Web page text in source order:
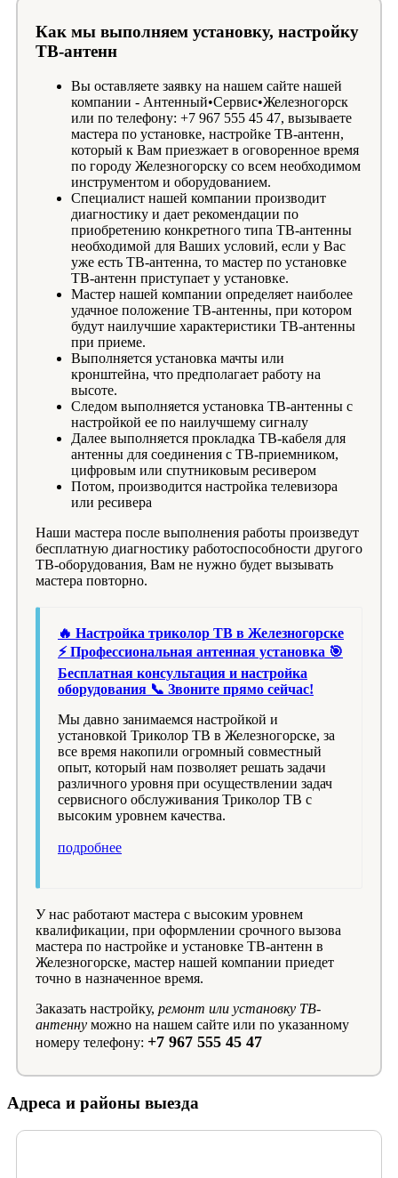
Как мы выполняем установку, настройку
ТВ-антенн
Вы оставляете заявку на нашем сайте нашей
компании - Антенный•Сервис•Железногорск
или по телефону: +7 967 555 45 47, вызываете
мастера по установке, настройке ТВ-антенн,
который к Вам приезжает в оговоренное время
по городу Железногорску со всем необходимом
инструментом и оборудованием.
Специалист нашей компании производит
диагностику и дает рекомендации по
приобретению конкретного типа ТВ-антенны
необходимой для Ваших условий, если у Вас
уже есть ТВ-антенна, то мастер по установке
ТВ-антенн приступает у установке.
Мастер нашей компании определяет наиболее
удачное положение ТВ-антенны, при котором
будут наилучшие характеристики ТВ-антенны
при приеме.
Выполняется установка мачты или
кронштейна, что предполагает работу на
высоте.
Следом выполняется установка ТВ-антенны с
настройкой ее по наилучшему сигналу
Далее выполняется прокладка ТВ-кабеля для
антенны для соединения с ТВ-приемником,
цифровым или спутниковым ресивером
Потом, производится настройка телевизора
или ресивера
Наши мастера после выполнения работы произведут
бесплатную диагностику работоспособности другого
ТВ-оборудования, Вам не нужно будет вызывать
мастера повторно.
🔥 Настройка триколор ТВ в Железногорске
⚡ Профессиональная антенная установка 🎯
Бесплатная консультация и настройка
оборудования 📞 Звоните прямо сейчас!
Мы давно занимаемся настройкой и
установкой Триколор ТВ в Железногорске, за
все время накопили огромный совместный
опыт, который нам позволяет решать задачи
различного уровня при осуществлении задач
сервисного обслуживания Триколор ТВ с
высоким уровнем качества.
подробнее
У нас работают мастера с высоким уровнем
квалификации, при оформлении срочного вызова
мастера по настройке и установке ТВ-антенн в
Железногорске, мастер нашей компании приедет
точно в назначенное время.
Заказать настройку, ремонт или установку ТВ-
антенну можно на нашем сайте или по указанному
номеру телефону: +7 967 555 45 47
Адреса и районы выезда